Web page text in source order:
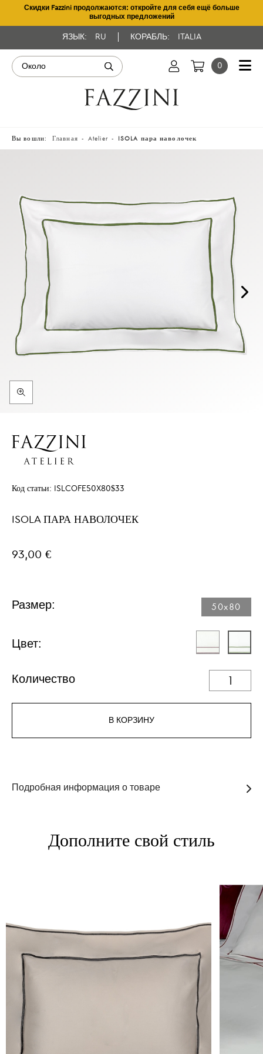
Скидки Fazzini продолжаются: откройте для себя ещё больше
выгодных предложений
ЯЗЫК: RU КОРАБЛЬ: ITALIA
0
Вы вошли: Главная Atelier ISOLA пара наволочек
Код статьи: ISLCOFE50X80$33
ISOLA ПАРА НАВОЛОЧЕК
93,00 €
Размер: 50x80
Цвет:
Количество
В КОРЗИНУ
Подробная информация о товаре
Дополните свой стиль